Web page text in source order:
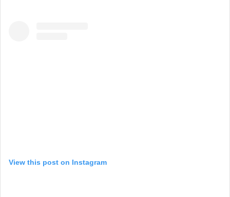
View this post on Instagram